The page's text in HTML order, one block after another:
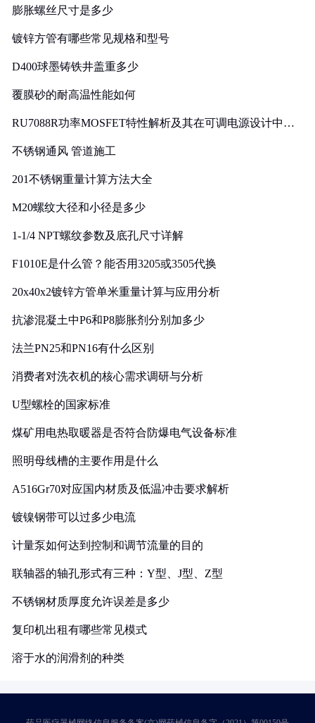
膨胀螺丝尺寸是多少
镀锌方管有哪些常见规格和型号
D400球墨铸铁井盖重多少
覆膜砂的耐高温性能如何
RU7088R功率MOSFET特性解析及其在可调电源设计中的
不锈钢通风 管道施工
201不锈钢重量计算方法大全
M20螺纹大径和小径是多少
1-1/4 NPT螺纹参数及底孔尺寸详解
F1010E是什么管？能否用3205或3505代换
20x40x2镀锌方管单米重量计算与应用分析
抗渗混凝土中P6和P8膨胀剂分别加多少
法兰PN25和PN16有什么区别
消费者对洗衣机的核心需求调研与分析
U型螺栓的国家标准
煤矿用电热取暖器是否符合防爆电气设备标准
照明母线槽的主要作用是什么
A516Gr70对应国内材质及低温冲击要求解析
镀镍钢带可以过多少电流
计量泵如何达到控制和调节流量的目的
联轴器的轴孔形式有三种：Y型、J型、Z型
不锈钢材质厚度允许误差是多少
复印机出租有哪些常见模式
溶于水的润滑剂的种类